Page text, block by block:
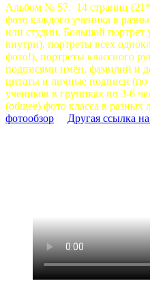
Альбом № 57. 14 страниц
фото каждого ученика в
или студии. Большой портрет
внутри), портреты всех
фото!), портреты классного
подписями имён, фамилий и
цитаты и личные подписи
учеников в группках по 3-6
(общее) фото класса в разных
фотообзор
Другая ссылка